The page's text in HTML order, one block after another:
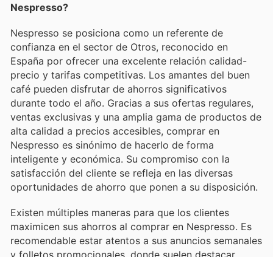
Nespresso?
Nespresso se posiciona como un referente de
confianza en el sector de Otros, reconocido en
España por ofrecer una excelente relación calidad-
precio y tarifas competitivas. Los amantes del buen
café pueden disfrutar de ahorros significativos
durante todo el año. Gracias a sus ofertas regulares,
ventas exclusivas y una amplia gama de productos de
alta calidad a precios accesibles, comprar en
Nespresso es sinónimo de hacerlo de forma
inteligente y económica. Su compromiso con la
satisfacción del cliente se refleja en las diversas
oportunidades de ahorro que ponen a su disposición.
Existen múltiples maneras para que los clientes
maximicen sus ahorros al comprar en Nespresso. Es
recomendable estar atentos a sus anuncios semanales
y folletos promocionales, donde suelen destacar